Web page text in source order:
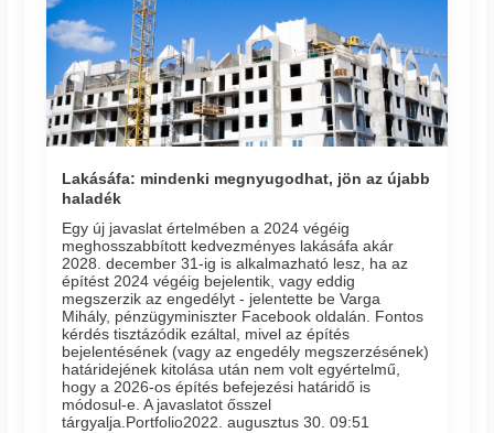
Lakásáfa: mindenki megnyugodhat, jön az újabb
haladék
Egy új javaslat értelmében a 2024 végéig
meghosszabbított kedvezményes lakásáfa akár
2028. december 31-ig is alkalmazható lesz, ha az
építést 2024 végéig bejelentik, vagy eddig
megszerzik az engedélyt - jelentette be Varga
Mihály, pénzügyminiszter Facebook oldalán. Fontos
kérdés tisztázódik ezáltal, mivel az építés
bejelentésének (vagy az engedély megszerzésének)
határidejének kitolása után nem volt egyértelmű,
hogy a 2026-os építés befejezési határidő is
módosul-e. A javaslatot ősszel
tárgyalja.Portfolio2022. augusztus 30. 09:51